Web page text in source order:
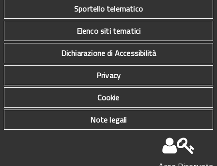
Sportello telematico
Elenco siti tematici
Dichiarazione di Accessibilità
Privacy
Cookie
Note legali